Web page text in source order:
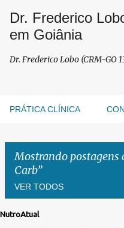
Pular para
Dr. Frederico
em Goiânia
Dr. Frederico Lobo (CRM-GO
PRÁTICA CLÍNICA
Mostrando postagens
Carb
VER TODOS
NutroAtual